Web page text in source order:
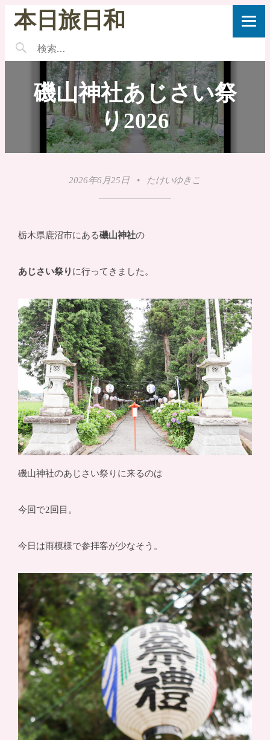
本日旅日和
磯山神社あじさい祭
り2026
2026年6月25日 • たけいゆきこ
栃木県鹿沼市にある磯山神社の
あじさい祭り に行ってきました。
磯山神社のあじさい祭りに来るのは
今回で2回目。
今日は雨模様で参拝客が少なそう。